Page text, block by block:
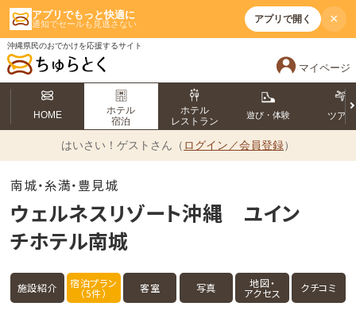
アプリでもっと快適に
通知でセールも見逃さない アプリで開く ×
沖縄県民のおでかけを応援するサイト
マイページ
HOME
ホテル
宿泊
ホテル
レストラン
遊び・体験 ツアー
はいさい！ ゲストさん（ ログイン／会員登録）
南城・糸満・豊見城
ウェルネスリゾート沖縄 ユイン
チホテル南城
施設紹介 宿泊プラン
（5件） 客室 写真 地図・
アクセス クチコミ